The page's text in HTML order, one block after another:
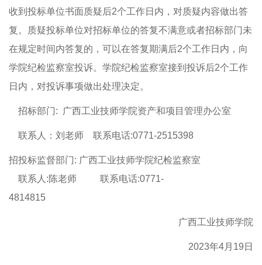
收到投标单位书面质疑后2个工作日内，对质疑内容做出答
复。质疑投标单位对招标单位的答复不满意或者招标部门未
在规定时间内答复的，可以在答复期满后2个工作日内，向
学院纪检监察室投诉。学院纪检监察室接到投诉后2个工作
日内，对投诉事项做出处理决定。
招标部门: 广西工业技师学院资产和项目管理办公室
联系人：刘老师 联系电话:0771-2515398
招投标监督部门: 广西工业技师学院纪检监察室
联系人:陈老师 联系电话:0771-
4814815
广西工业技师学院
2023年4月19日